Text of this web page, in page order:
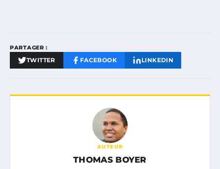
PARTAGER :
TWITTER FACEBOOK LINKEDIN
AUTEUR
THOMAS BOYER